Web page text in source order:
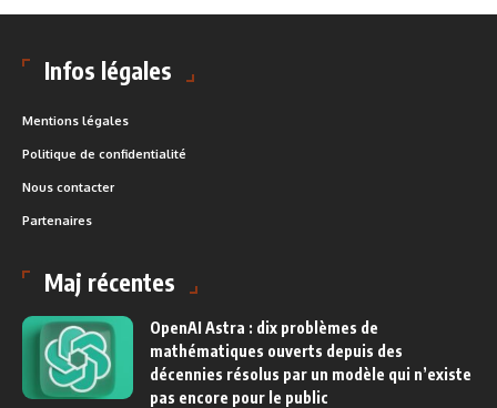
Infos légales
Mentions légales
Politique de confidentialité
Nous contacter
Partenaires
Maj récentes
OpenAI Astra : dix problèmes de
mathématiques ouverts depuis des
décennies résolus par un modèle qui n’existe
pas encore pour le public